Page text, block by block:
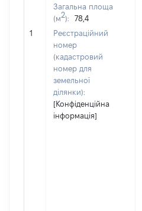
1
Загальна площа
(м2):
78,4
Реєстраційний
номер
(кадастровий
номер для
земельної
ділянки):
[Конфіденційна
інформація]